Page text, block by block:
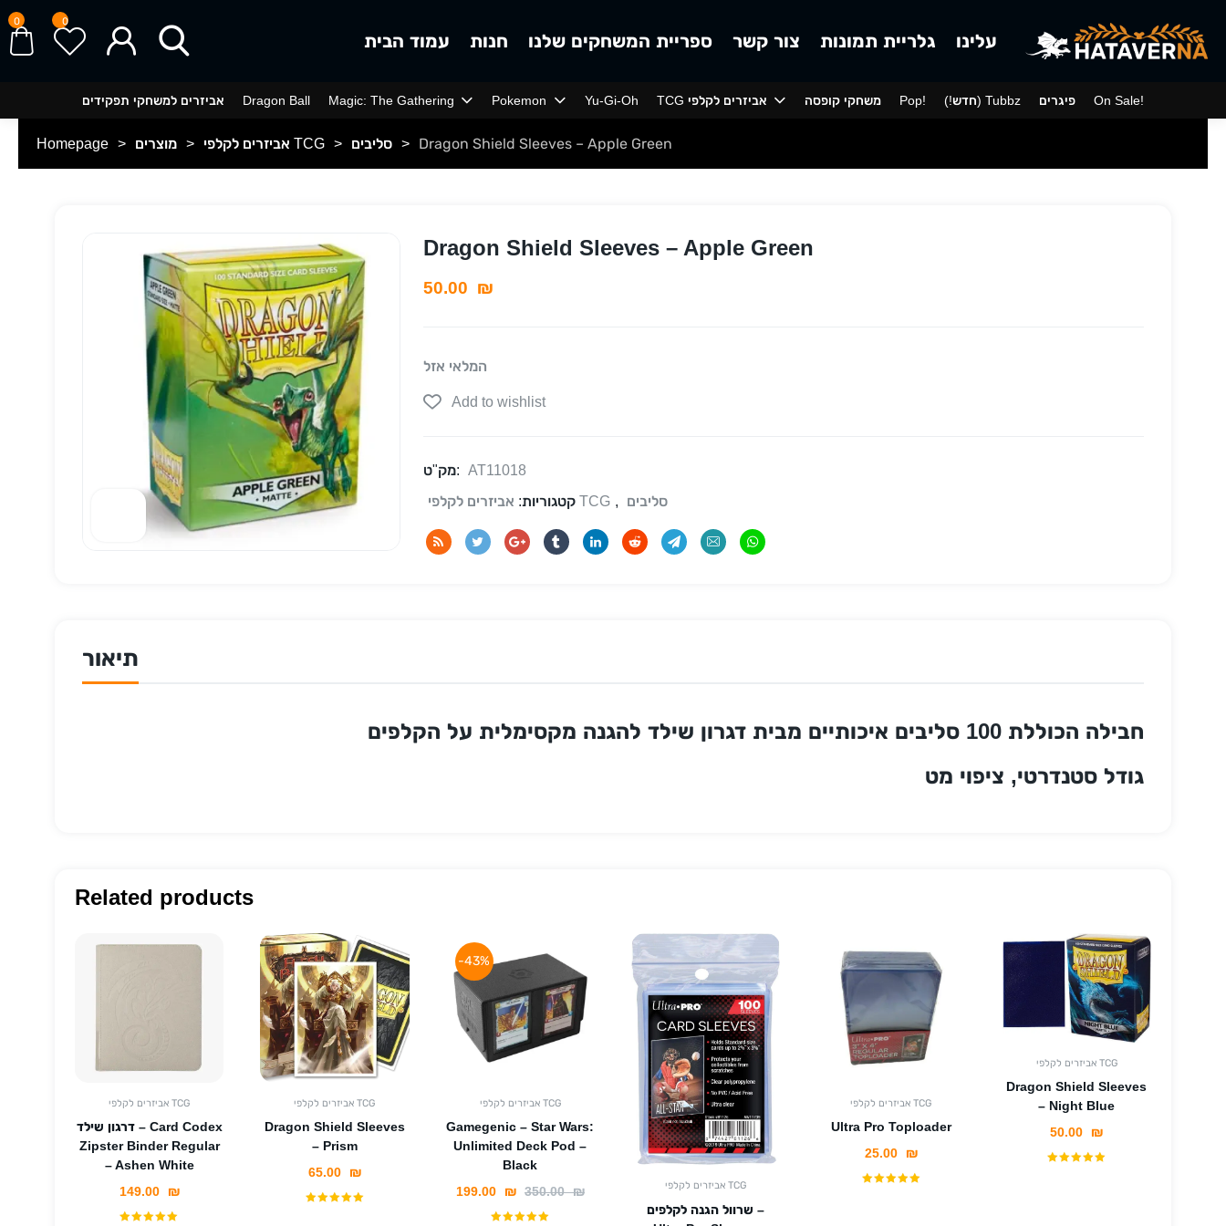
0 0
עמוד הבית חנות ספריית המשחקים שלנו צור קשר גלריית תמונות עלינו
אביזרים למשחקי תפקידים Dragon Ball Magic: The Gathering Pokemon Yu-Gi-Oh TCG אביזרים לקלפי משחקי קופסה Pop! (!חדש) Tubbz פיגרים On Sale!
Homepage > מוצרים > אביזרים לקלפי TCG > סליבים > Dragon Shield Sleeves – Apple Green
Dragon Shield Sleeves – Apple Green
50.00 ₪
המלאי אזל
Add to wishlist
מק"ט: AT11018
קטגוריות: אביזרים לקלפי TCG , סליבים
תיאור
חבילה הכוללת 100 סליבים איכותיים מבית דגרון שילד להגנה מקסימלית על הקלפים
גודל סטנדרטי, ציפוי מט
Related products
אביזרים לקלפי TCG
דרגון שילד – Card Codex
Zipster Binder Regular
– Ashen White
149.00
₪
אביזרים לקלפי TCG
Dragon Shield Sleeves
– Prism
65.00
₪
אביזרים לקלפי TCG
Gamegenic – Star Wars:
Unlimited Deck Pod –
Black
350.00 ₪
199.00 ₪
-43%
אביזרים לקלפי TCG
שרוול הגנה לקלפים –
אביזרים לקלפי TCG
Ultra Pro Toploader
25.00
₪
אביזרים לקלפי TCG
Dragon Shield Sleeves
– Night Blue
50.00
₪